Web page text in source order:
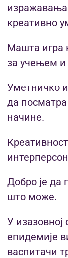
изражавања
креативно
Машта игра
за учењем
Уметничко
да
начине.
Добро је да
што може.
У изазовној
епидемије
васпитачи